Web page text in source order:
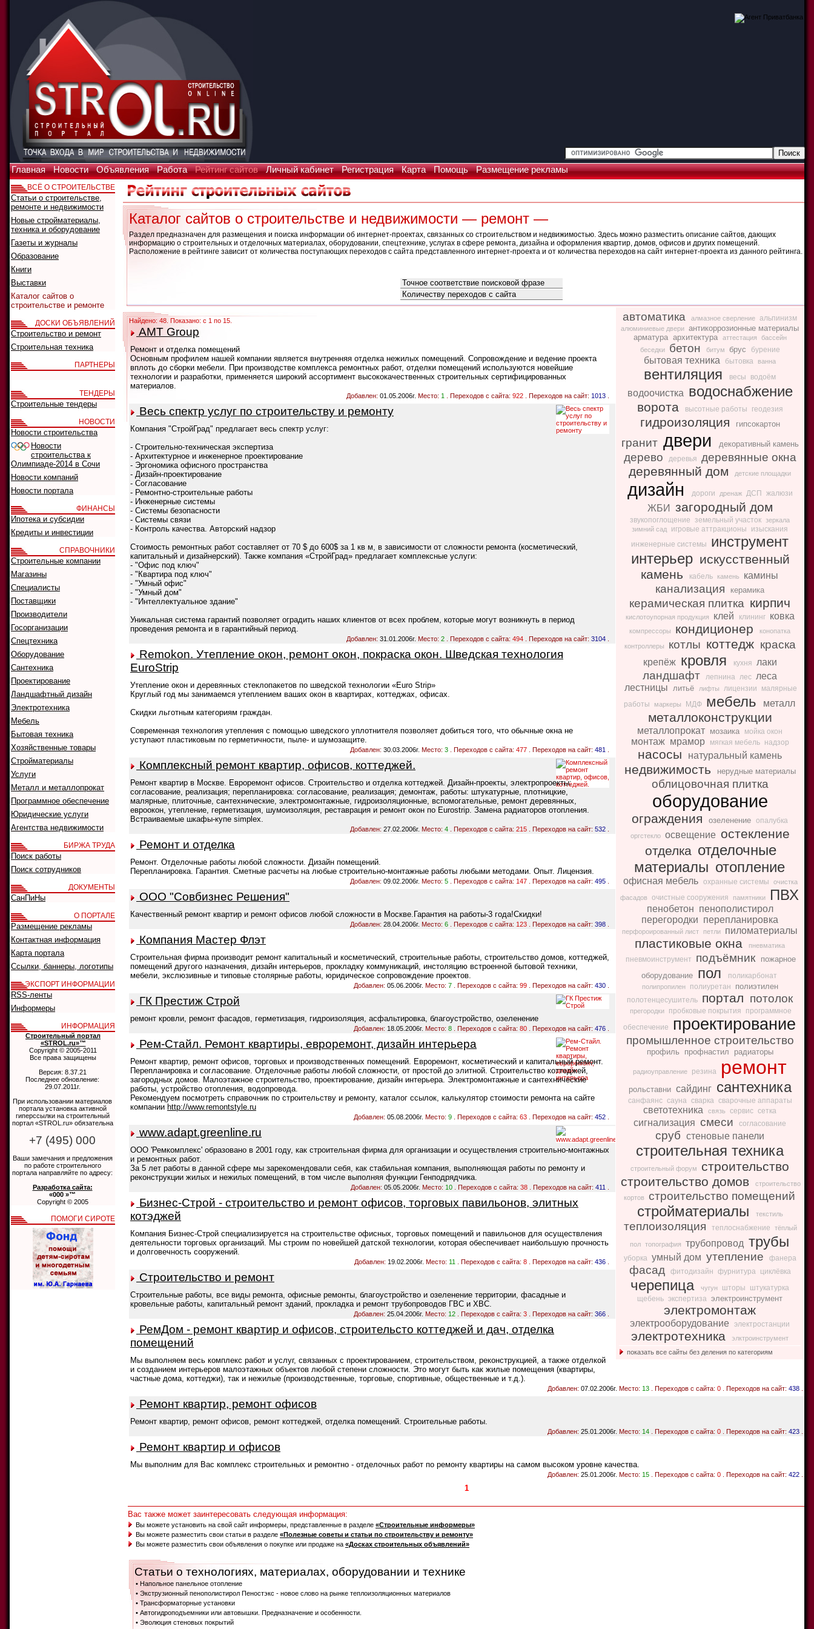
Главная Новости Объявления Работа Рейтинг сайтов Личный кабинет Регистрация Карта Помощь Размещение рекламы
Каталог сайтов о строительстве и недвижимости — ремонт —
Раздел предназначен для размещения и поиска информации об интернет-проектах, связанных со строительством и недвижимостью. Здесь можно разместить описание сайтов, дающих
информацию о строительных и отделочных материалах, оборудовании, спецтехнике, услугах в сфере ремонта, дизайна и оформления квартир, домов, офисов и других помещений.
Расположение в рейтинге зависит от количества поступающих переходов с сайта представленного интернет-проекта и от количества переходов на сайт интернет-проекта из данного рейтинга.
автоматика алмазное сверление альпинизм
алюминиевые двери антикоррозионные материалы
арматура архитектура аттестация
бассейн
беседки
бетон битум брус бурение
бытовая техника бытовка ванна
вентиляция весы водоём
водоочистка водоснабжение
ворота высотные работы геодезия
гидроизоляция гипсокартон
гранит двери декоративный камень
дерево деревья деревянные окна
деревянный дом детские площадки
дизайн дороги дренаж ДСП жалюзи
ЖБИ загородный дом
звукопоглощение земельный участок
зеркала
зимний сад
игровые аттракционы
изыскания
инженерные системы
инструмент
интерьер искусственный
камень
кабель камень камины
канализация керамика
керамическая плитка кирпич
кислотоупорная продукция клей клининг ковка
компрессоры кондиционер конопатка
контроллеры котлы коттедж краска
крепёж кровля кухня лаки
ландшафт лепнина лес леса
лестницы литьё лифты лицензии
малярные
работы
маркеры МДФ мебель металл
металлоконструкции
металлопрокат мозаика мойка окон
монтаж мрамор мягкая мебель надзор
насосы натуральный камень
недвижимость нерудные материалы
облицовочная плитка
оборудование
ограждения озеленение опалубка
оргстекло освещение остекление
отделка отделочные
материалы отопление
офисная мебель охранные системы очистка
фасадов очистные сооружения памятники ПВХ
пенобетон пенополистирол
перегородки перепланировка
перфороированный лист петли пиломатериалы
пластиковые окна пневматика
пневмоинструмент подъёмник
пожарное
оборудование пол поликарбонат
полипропилен полиуретан полиэтилен
полотенцесушитель портал потолок
прегородки пробковые покрытия
программное
обеспечение
проектирование
промышленное строительство
профиль профнастил радиаторы
радиоуправление резина ремонт
рольставни сайдинг сантехника
санфаянс сауна сварка сварочные аппараты
светотехника связь сервис сетка
сигнализация смеси согласование
сруб стеновые панели
строительная техника
строительный форум
строительство
строительство домов
строительство
кортов
строительство помещений
стройматериалы текстиль
теплоизоляция теплоснабжение тёплый
пол топография трубопровод трубы
уборка умный дом утепление фанера
фасад фитодизайн фурнитура циклёвка
черепица чугун шторы
штукатурка
щебень экспертиза электроинструмент
электромонтаж
электрооборудование электростанции
электротехника
элктроинструмент
показать все сайты без деления по категориям
Найдено: 48. Показано: с 1 по 15.
AMT Group
Ремонт и отделка помещений
Основным профилем нашей компании является внутренняя отделка нежилых помещений. Сопровождение и ведение проекта
вплоть до сборки мебели. При производстве комплекса ремонтных работ, отделки помещений используются новейшие
технологии и разработки, применяется широкий ассортимент высококачественных строительных сертифицированных
материалов.
Добавлен: 01.05.2006г. Место: 1 . Переходов с сайта: 922 . Переходов на сайт: 1013
Весь спектр услуг по строительству и ремонту
Компания "СтройГрад" предлагает весь спектр услуг:
- Строительно-техническая экспертиза
- Архитектурное и инженерное проектирование
- Эргономика офисного пространства
- Дизайн-проектирование
- Согласование
- Ремонтно-строительные работы
- Инженерные системы
- Системы безопасности
- Системы связи
- Контроль качества. Авторский надзор
Стоимость ремонтных работ составляет от 70 $ до 600$ за 1 кв м, в зависимости от сложности ремонта (косметический,
капитальный и дизайнерский). Также компания «СтройГрад» предлагает комплексные услуги:
- "Офис под ключ"
- "Квартира под ключ"
- "Умный офис"
- "Умный дом"
- "Интеллектуальное здание"
Уникальная система гарантий позволяет оградить наших клиентов от всех проблем, которые могут возникнуть в период
проведения ремонта и в гарантийный период.
Добавлен: 31.01.2006г. Место: 2 . Переходов с сайта: 494 . Переходов на сайт: 3104
Remokon. Утепление окон, ремонт окон, покраска окон. Шведская технология
EuroStrip
Утепление окон и деревянных стеклопакетов по шведской технологии «Euro Strip»
Круглый год мы занимаемся утеплением ваших окон в квартирах, коттеджах, офисах.
Скидки льготным категориям граждан.
Современная технология утепления с помощью шведского уплотнителя позволяет добиться того, что обычные окна не
уступают пластиковым по герметичности, пыле- и шумозащите.
Добавлен: 30.03.2006г. Место: 3 . Переходов с сайта: 477 . Переходов на сайт: 481
Комплексный ремонт квартир, офисов, коттеджей.
Ремонт квартир в Москве. Евроремонт офисов. Строительство и отделка коттеджей. Дизайн-проекты, электропроекты:
согласование, реализация; перепланировка: согласование, реализация; демонтаж, работы: штукатурные, плотницкие,
малярные, плиточные, сантехнические, электромонтажные, гидроизоляционные, вспомогательные, ремонт деревянных,
евроокон, утепление, герметизация, шумоизоляция, реставрация и ремонт окон по Eurostrip. Замена радиаторов отопления.
Встраиваемые шкафы-купе simplex.
Добавлен: 27.02.2006г. Место: 4 . Переходов с сайта: 215 . Переходов на сайт: 532
Ремонт и отделка
Ремонт. Отделочные работы любой сложности. Дизайн помещений.
Перепланировка. Гарантия. Сметные расчеты на любые строительно-монтажные работы любыми методами. Опыт. Лицензия.
Добавлен: 09.02.2006г. Место: 5 . Переходов с сайта: 147 . Переходов на сайт: 495
ООО "Совбизнес Решения"
Качественный ремонт квартир и ремонт офисов любой сложности в Москве.Гарантия на работы-3 года!Скидки!
Добавлен: 28.04.2006г. Место: 6 . Переходов с сайта: 123 . Переходов на сайт: 398
Компания Мастер Флэт
Строительная фирма производит ремонт капитальный и косметический, строительные работы, строительство домов, коттеджей,
помещений другого назначения, дизайн интерьеров, прокладку коммуникаций, инстоляцию встроенной бытовой техники,
мебели, экслюзивные и типовые столярные работы, юридическое сопровождение проектов.
Добавлен: 05.06.2006г. Место: 7 . Переходов с сайта: 99 . Переходов на сайт: 430
ГК Престиж Строй
ремонт кровли, ремонт фасадов, герметизация, гидроизоляция, асфальтировка, благоустройство, озеленение
Добавлен: 18.05.2006г. Место: 8 . Переходов с сайта: 80 . Переходов на сайт: 476
Рем-Стайл. Ремонт квартиры, евроремонт, дизайн интерьера
Ремонт квартир, ремонт офисов, торговых и производственных помещений. Евроремонт, косметический и капитальный ремонт.
Перепланировка и согласование. Отделочные работы любой сложности, от простой до элитной. Строительство коттеджей,
загородных домов. Малоэтажное строительство, проектирование, дизайн интерьера. Электромонтажные и сантехнические
работы, устройство отопления, водопровода.
Рекомендуем посмотреть справочник по строительству и ремонту, каталог ссылок, калькулятор стоимости ремонта на сайте
компании http://www.remontstyle.ru
Добавлен: 05.08.2006г. Место: 9 . Переходов с сайта: 63 . Переходов на сайт: 452
www.adapt.greenline.ru
ООО 'Ремкомплекс' образовано в 2001 году, как строительная фирма для организации и осуществления строительно-монтажных
и ремонтных работ.
За 5 лет работы в данной сфере мы зарекомендовали себя, как стабильная компания, выполняющая работы по ремонту и
реконструкции жилых и нежилых помещений, в том числе выполняя функции Генподрядчика.
Добавлен: 05.05.2006г. Место: 10 . Переходов с сайта: 38 . Переходов на сайт: 411
Бизнес-Строй - строительство и ремонт офисов, торговых павильонов, элитных
котэджей
Компания Бизнес-Строй специализируется на строительстве офисных, торговых помещений и павильонов для осуществления
деятельности торговых организаций. Мы строим по новейшей датской технологии, которая обеспечивает наибольшую прочность
и долговечность сооружений.
Добавлен: 19.02.2006г. Место: 11 . Переходов с сайта: 8 . Переходов на сайт: 436
Строительство и ремонт
Строительные работы, все виды ремонта, офисные ремонты, благоустройство и озеленение территории, фасадные и
кровельные работы, капитальный ремонт зданий, прокладка и ремонт трубопроводов ГВС и ХВС.
Добавлен: 25.04.2006г. Место: 12 . Переходов с сайта: 3 . Переходов на сайт: 366
РемДом - ремонт квартир и офисов, строительсто коттеджей и дач, отделка
помещений
Мы выполняем весь комплекс работ и услуг, связанных с проектированием, строительством, реконструкцией, а также отделкой
и созданием интерьеров малоэтажных объектов любой степени сложности. Это могут быть как жилые помещения (квартиры,
частные дома, коттеджи), так и нежилые (производственные, торговые, спортивные, общественные и т.д.).
Добавлен: 07.02.2006г. Место: 13 . Переходов с сайта: 0 . Переходов на сайт: 438
Ремонт квартир, ремонт офисов
Ремонт квартир, ремонт офисов, ремонт коттеджей, отделка помещений. Строительные работы.
Добавлен: 25.01.2006г. Место: 14 . Переходов с сайта: 0 . Переходов на сайт: 423
Ремонт квартир и офисов
Мы выполним для Вас комплекс строительных и ремонтно - отделочных работ по ремонту квартиры на самом высоком уровне качества.
Добавлен: 25.01.2006г. Место: 15 . Переходов с сайта: 0 . Переходов на сайт: 422
1
Вас также может заинтересовать следующая информация:
Вы можете установить на свой сайт информеры, представленные в разделе «Строительные информеры»
Вы можете разместить свои статьи в разделе «Полезные советы и статьи по строительству и ремонту»
Вы можете разместить свои объявления о покупке или продаже на «Досках строительных объявлений»
Статьи о технологиях, материалах, оборудовании и технике
• Напольное панельное отопление
• Экструзионный пенополистирол Пеностэкс - новое слово на рынке теплоизоляционных материалов
• Трансформаторные установки
• Автогидроподъемники или автовышки. Предназначение и особенности.
• Эволюция стеновых покрытий
ВСЁ О СТРОИТЕЛЬСТВЕ
Статьи о строительстве,
ремонте и недвижимости
Новые стройматериалы,
техника и оборудование
Газеты и журналы
Образование
Книги
Выставки
Каталог сайтов о
строительстве и ремонте
ДОСКИ ОБЪЯВЛЕНИЙ
Строительство и ремонт
Строительная техника
ПАРТНЕРЫ
ТЕНДЕРЫ
Строительные тендеры
НОВОСТИ
Новости строительства
Новости
строительства к
Олимпиаде-2014 в Сочи
Новости компаний
Новости портала
ФИНАНСЫ
Ипотека и субсидии
Кредиты и инвестиции
СПРАВОЧНИКИ
Строительные компании
Магазины
Специалисты
Поставщики
Производители
Госорганизации
Спецтехника
Оборудование
Сантехника
Проектирование
Ландшафтный дизайн
Электротехника
Мебель
Бытовая техника
Хозяйственные товары
Стройматериалы
Услуги
Металл и металлопрокат
Программное обеспечение
Юридические услуги
Агентства недвижимости
БИРЖА ТРУДА
Поиск работы
Поиск сотрудников
ДОКУМЕНТЫ
СанПиНы
О ПОРТАЛЕ
Размещение рекламы
Контактная информация
Карта портала
Ссылки, баннеры, логотипы
ЭКСПОРТ ИНФОРМАЦИИ
RSS-ленты
Информеры
ИНФОРМАЦИЯ
Строительный портал
«STROL.ru»™
Copyright © 2005-2011
Все права защищены
Версия: 8.37.21
Последнее обновление:
29.07.2011г.
При использовании материалов
портала установка активной
гиперссылки на строительный
портал «STROL.ru» обязательна
+7 (495) 000
Ваши замечания и предложения
по работе строительного
портала направляйте по адресу:
Разработка сайта:
«000 »™
Copyright © 2005
ПОМОГИ СИРОТЕ